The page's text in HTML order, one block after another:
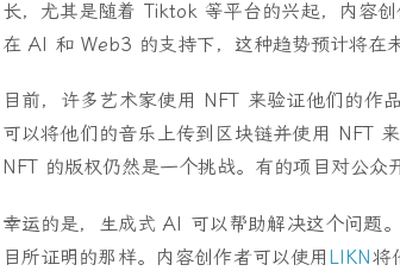
长，尤其是随着 Tiktok 等平台的兴起，内容
在 AI 和 Web3 的支持下，这种趋势预计将在
目前，许多艺术家使用 NFT 来验证他们的作
可以将他们的音乐上传到区块链并使用 NFT
NFT 的版权仍然是一个挑战。有的项目对公众
幸运的是，生成式 AI 可以帮助解决这个问题。
目所证明的那样。内容创作者可以使用 LIKN将